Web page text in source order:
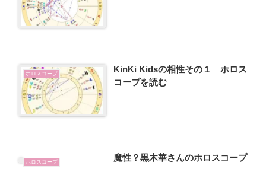
ホロスコープ
KinKi Kidsの相性その１ ホロス
コープを読む
ホロスコープ 魔性？黒木華さんのホロスコープ